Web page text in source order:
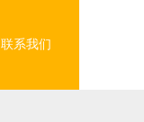
联系我们